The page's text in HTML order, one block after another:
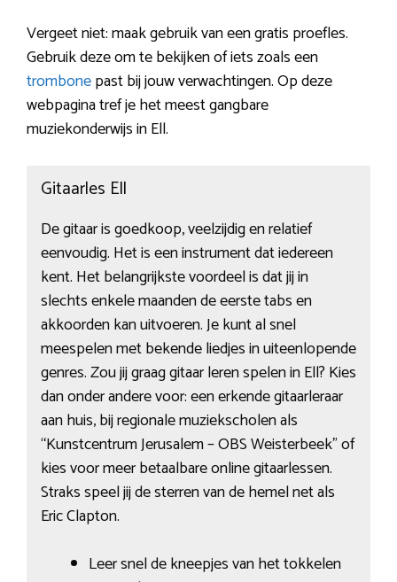
Vergeet niet: maak gebruik van een gratis proefles.
Gebruik deze om te bekijken of iets zoals een
trombonepast bij jouw verwachtingen. Op deze
webpagina tref je het meest gangbare
muziekonderwijs in Ell.
Gitaarles Ell
De gitaar is goedkoop, veelzijdig en relatief
eenvoudig. Het is een instrument dat iedereen
kent. Het belangrijkste voordeel is dat jij in
slechts enkele maanden de eerste tabs en
akkoorden kan uitvoeren. Je kunt al snel
meespelen met bekende liedjes in uiteenlopende
genres. Zou jij graag gitaar leren spelen in Ell? Kies
dan onder andere voor: een erkende gitaarleraar
aan huis, bij regionale muziekscholen als
“Kunstcentrum Jerusalem – OBS Weisterbeek” of
kies voor meer betaalbare online gitaarlessen.
Straks speel jij de sterren van de hemel net als
Eric Clapton.
Leer snel de kneepjes van het tokkelen